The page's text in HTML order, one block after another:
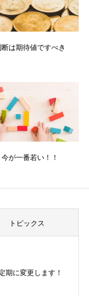
は期待値ですべき
が一番若い！！
トピックス
期に変更します！